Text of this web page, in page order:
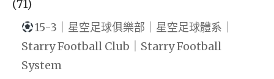
(71)
15-3｜星空足球俱樂部｜星空足球體系｜
Starry Football Club｜Starry Football
System